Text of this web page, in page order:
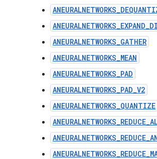
ANEURALNETWORKS_GATHER
ANEURALNETWORKS_MEAN
ANEURALNETWORKS_PAD
ANEURALNETWORKS_PAD_V2
ANEURALNETWORKS_QUANTIZE